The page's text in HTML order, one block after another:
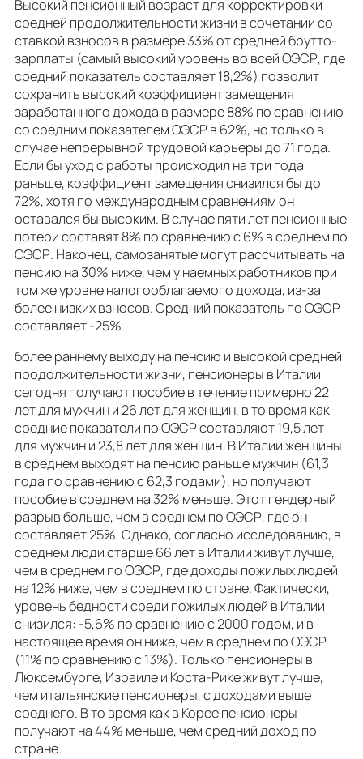
Высокий пенсионный возраст для корректировки
средней продолжительности жизни в сочетании со
ставкой взносов в размере 33% от средней брутто-
зарплаты (самый высокий уровень во всей ОЭСР, где
средний показатель составляет 18,2%) позволит
сохранить высокий коэффициент замещения
заработанного дохода в размере 88% по сравнению
со средним показателем ОЭСР в 62%, но только в
случае непрерывной трудовой карьеры до 71 года.
Если бы уход с работы происходил на три года
раньше, коэффициент замещения снизился бы до
72%, хотя по международным сравнениям он
оставался бы высоким. В случае пяти лет пенсионные
потери составят 8% по сравнению с 6% в среднем по
ОЭСР. Наконец, самозанятые могут рассчитывать на
пенсию на 30% ниже, чем у наемных работников при
том же уровне налогооблагаемого дохода, из-за
более низких взносов. Средний показатель по ОЭСР
составляет -25%.
более раннему выходу на пенсию и высокой средней
продолжительности жизни, пенсионеры в Италии
сегодня получают пособие в течение примерно 22
лет для мужчин и 26 лет для женщин, в то время как
средние показатели по ОЭСР составляют 19,5 лет
для мужчин и 23,8 лет для женщин. В Италии женщины
в среднем выходят на пенсию раньше мужчин (61,3
года по сравнению с 62,3 годами), но получают
пособие в среднем на 32% меньше. Этот гендерный
разрыв больше, чем в среднем по ОЭСР, где он
составляет 25%. Однако, согласно исследованию, в
среднем люди старше 66 лет в Италии живут лучше,
чем в среднем по ОЭСР, где доходы пожилых людей
на 12% ниже, чем в среднем по стране. Фактически,
уровень бедности среди пожилых людей в Италии
снизился: -5,6% по сравнению с 2000 годом, и в
настоящее время он ниже, чем в среднем по ОЭСР
(11% по сравнению с 13%). Только пенсионеры в
Люксембурге, Израиле и Коста-Рике живут лучше,
чем итальянские пенсионеры, с доходами выше
среднего. В то время как в Корее пенсионеры
получают на 44% меньше, чем средний доход по
стране.